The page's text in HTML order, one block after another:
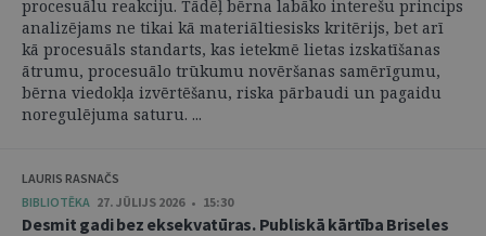
procesuālu reakciju. Tādēļ bērna labāko interešu princips
analizējams ne tikai kā materiāltiesisks kritērijs, bet arī
kā procesuāls standarts, kas ietekmē lietas izskatīšanas
ātrumu, procesuālo trūkumu novēršanas samērīgumu,
bērna viedokļa izvērtēšanu, riska pārbaudi un pagaidu
noregulējuma saturu. ...
LAURIS RASNAČS
BIBLIOTĒKA 27. JŪLIJS 2026 • 15:30
Desmit gadi bez eksekvatūras. Publiskā kārtība Briseles